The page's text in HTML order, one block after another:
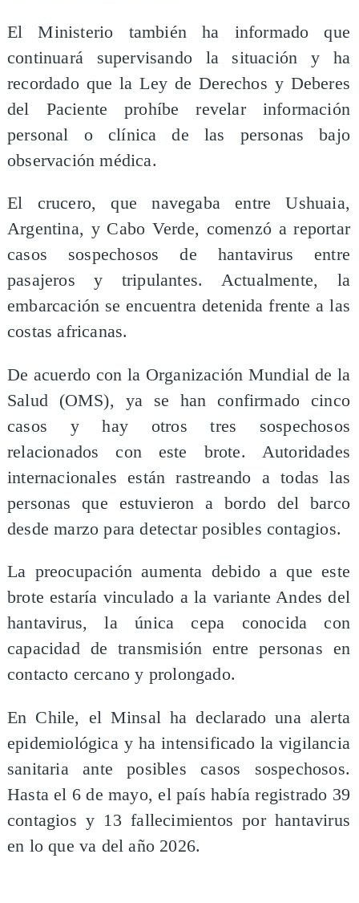
El Ministerio también ha informado que
continuará supervisando la situación y ha
recordado que la Ley de Derechos y Deberes
del Paciente prohíbe revelar información
personal o clínica de las personas bajo
observación médica.
El crucero, que navegaba entre Ushuaia,
Argentina, y Cabo Verde, comenzó a reportar
casos sospechosos de hantavirus entre
pasajeros y tripulantes. Actualmente, la
embarcación se encuentra detenida frente a las
costas africanas.
De acuerdo con la Organización Mundial de la
Salud (OMS), ya se han confirmado cinco
casos y hay otros tres sospechosos
relacionados con este brote. Autoridades
internacionales están rastreando a todas las
personas que estuvieron a bordo del barco
desde marzo para detectar posibles contagios.
La preocupación aumenta debido a que este
brote estaría vinculado a la variante Andes del
hantavirus, la única cepa conocida con
capacidad de transmisión entre personas en
contacto cercano y prolongado.
En Chile, el Minsal ha declarado una alerta
epidemiológica y ha intensificado la vigilancia
sanitaria ante posibles casos sospechosos.
Hasta el 6 de mayo, el país había registrado 39
contagios y 13 fallecimientos por hantavirus
en lo que va del año 2026.